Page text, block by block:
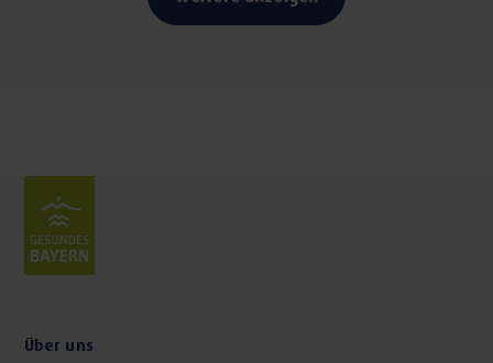
Über uns